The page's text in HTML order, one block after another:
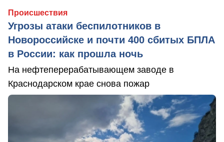
Происшествия
Угрозы атаки беспилотников в
Новороссийске и почти 400 сбитых БПЛА
в России: как прошла ночь
На нефтеперерабатывающем заводе в
Краснодарском крае снова пожар